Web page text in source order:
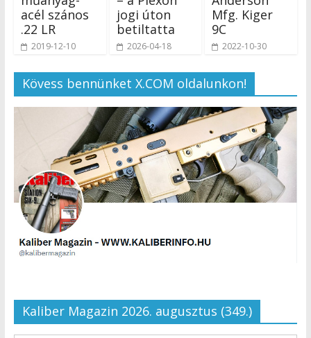
acél szános
.22 LR
2019-12-10
jogi úton
betiltatta
2026-04-18
Mfg. Kiger
9C
2022-10-30
Kövess bennünket X.COM oldalunkon!
Kaliber Magazin 2026. augusztus (349.)